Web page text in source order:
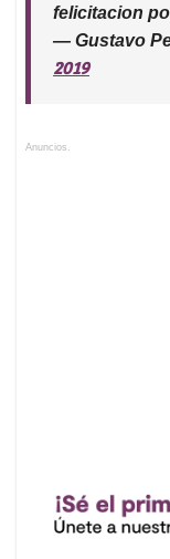
felicitacion
— Gustavo
2019
Anuncios.